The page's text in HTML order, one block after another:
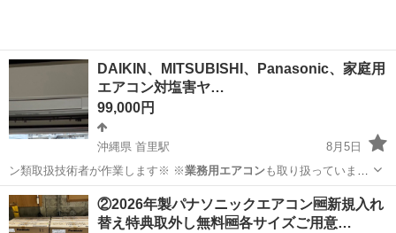
DAIKIN、MITSUBISHI、Panasonic、家庭用
エアコン対塩害ヤ…
99,000円
沖縄県 首里駅
8月5日
ン類取扱技術者が作業します※ ※業務用エアコンも取り扱っていま
す。※ ※店舗、施…
沖縄 那覇市 首里駅 季節、空調家電
②2026年製パナソニックエアコン🆓新規入れ
替え特典取外し無料🆓各サイズご用意…